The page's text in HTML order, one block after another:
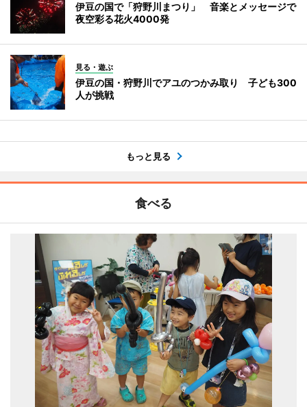
伊豆の国で「狩野川まつり」 音楽とメッセージで
夜空彩る花火4000発
見る・遊ぶ
伊豆の国・狩野川でアユのつかみ取り 子ども300
人が挑戦
もっと見る
食べる